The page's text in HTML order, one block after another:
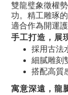
雙龍璧象徵權
功。精工雕琢
適合作為開運
手工打造，展
採用古法
細膩雕刻
搭配高質
寓意深遠，龍